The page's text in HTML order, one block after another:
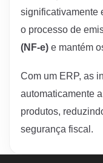
significativamente
o processo de
(NF-e) e mantém
Com um ERP, as
automaticamente a
produtos,
segurança fiscal.